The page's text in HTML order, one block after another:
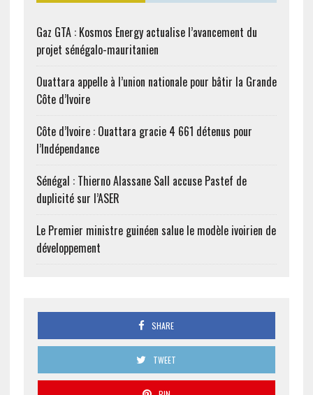
Gaz GTA : Kosmos Energy actualise l’avancement du
projet sénégalo-mauritanien
Ouattara appelle à l’union nationale pour bâtir la Grande
Côte d’Ivoire
Côte d’Ivoire : Ouattara gracie 4 661 détenus pour
l’Indépendance
Sénégal : Thierno Alassane Sall accuse Pastef de
duplicité sur l’ASER
Le Premier ministre guinéen salue le modèle ivoirien de
développement
SHARE
TWEET